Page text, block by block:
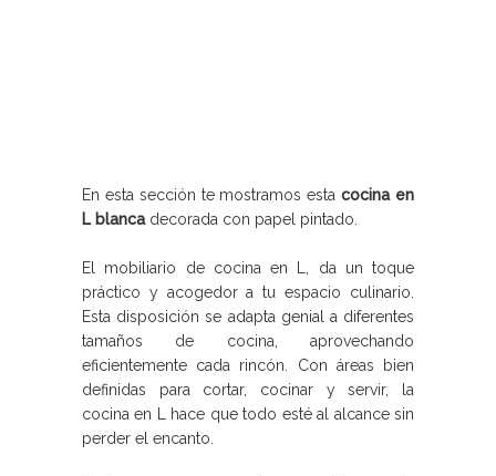
En esta sección te mostramos estacocina en
L blanca decorada con papel pintado.
El mobiliario de cocina en L, da un toque
práctico y acogedor a tu espacio culinario.
Esta disposición se adapta genial a diferentes
tamaños de cocina, aprovechando
eficientemente cada rincón. Con áreas bien
definidas para cortar, cocinar y servir, la
cocina en L hace que todo esté al alcance sin
perder el encanto.